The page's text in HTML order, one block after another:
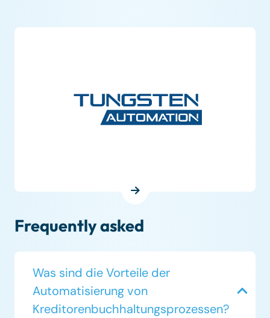
Frequently asked
Was sind die Vorteile der
Automatisierung von
Kreditorenbuchhaltungsprozessen?